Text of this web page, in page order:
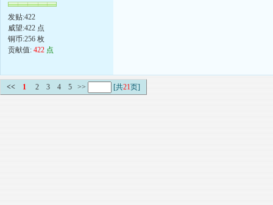
发贴:422
威望:422 点
铜币:256 枚
贡献值: 422 点
<< 1 2 3 4 5 >> [共21页]